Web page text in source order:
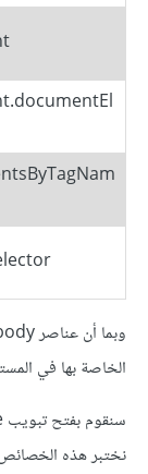
الخاصة بها في